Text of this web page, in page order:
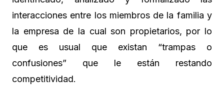
interacciones entre los miembros de la familia y
la empresa de la cual son propietarios, por lo
que es usual que existan “trampas o
confusiones” que le están restando
competitividad.